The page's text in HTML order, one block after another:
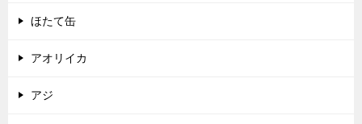
ほたて缶
アオリイカ
アジ